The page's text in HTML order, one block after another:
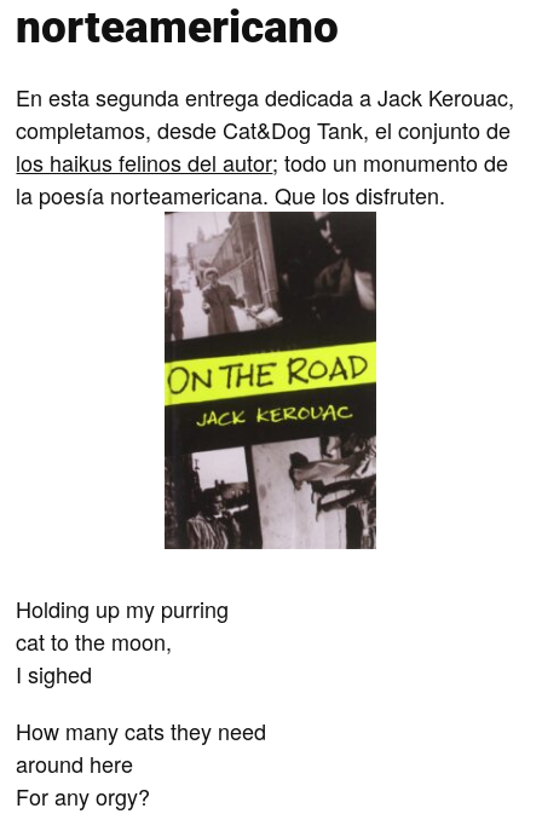
norteamericano
En esta segunda entrega dedicada a Jack Kerouac,
completamos, desde Cat&Dog Tank, el conjunto de
los haikus felinos del autor; todo un monumento de
la poesía norteamericana. Que los disfruten.
Holding up my purring
cat to the moon,
I sighed
How many cats they need
around here
For any orgy?